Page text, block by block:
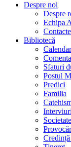
Despre noi
Despre
Echipa
Contacte
Bibliotecă
Sfaturi
Postul
Predici
Familia
Interviuri
Societate